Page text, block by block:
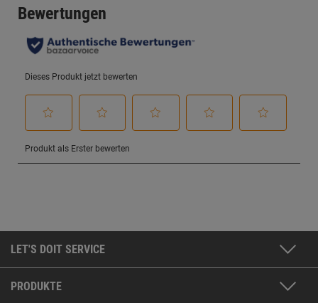
LET'S DOIT SERVICE
PRODUKTE